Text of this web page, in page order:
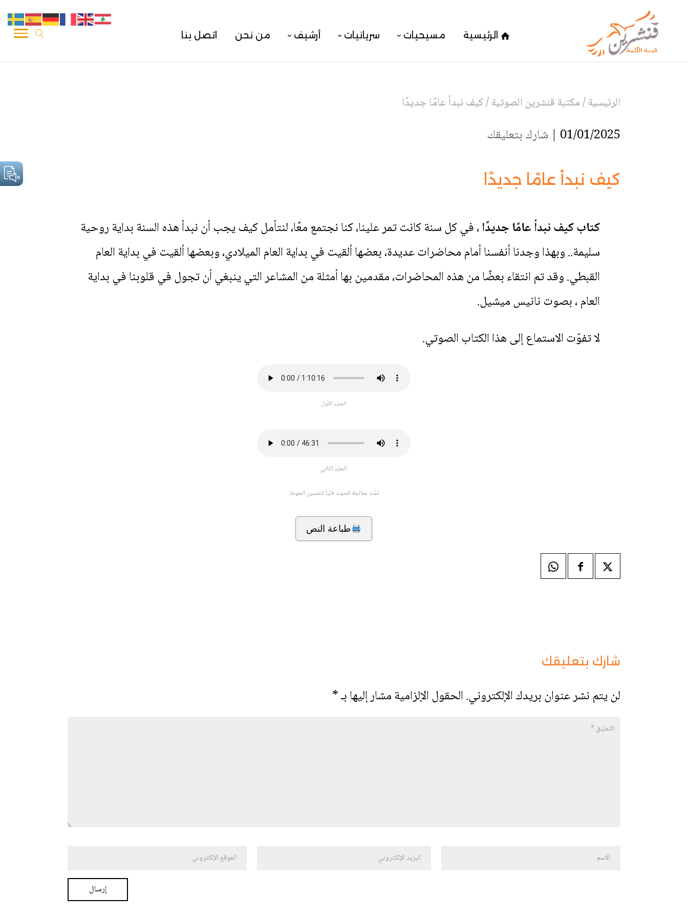
الرئيسية مسيحيات سريانيات أرشيف من نحن اتصل بنا
الرئيسية/مكتبة قنشرين الصوتية/كيف نبدأ عامًا جديدًا
01/01/2025 | شارك بتعليقك
كيف نبدأ عامًا جديدًا
كتاب كيف نبدأ عامًا جديدًا، في كل سنة كانت تمر علينا، كنا نجتمع معًا، لنتأمل كيف يجب أن نبدأ هذه السنة بداية روحية
سليمة.. وبهذا وجدنا أنفسنا أمام محاضرات عديدة، بعضها ألقيت في بداية العام الميلادي، وبعضها ألقيت في بداية العام
القبطي. وقد تم انتقاء بعضًا من هذه المحاضرات، مقدمين بها أمثلة من المشاعر التي ينبغي أن تجول في قلوبنا في بداية
العام ، بصوت نانيس ميشيل.
لا تفوّت الاستماع إلى هذا الكتاب الصوتي.
الجزء الأول
الجزء الثاني
تمّت معالجة الصوت فنّياً لتحسين الجودة.
طباعة النص
شارك بتعليقك
لن يتم نشر عنوان بريدك الإلكتروني.الحقول الإلزامية مشار إليها بـ*